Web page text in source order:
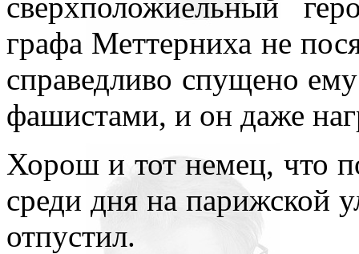
графа Меттерниха не
справедливо спущено
фашистами, и он даже
Хорош и тот немец, что
среди дня на парижской
отпустил.